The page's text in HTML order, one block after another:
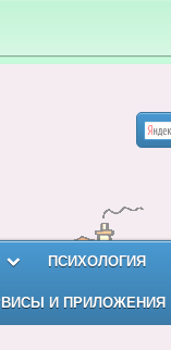
ПСИХОЛОГИЯ
И ПРИЛОЖЕНИЯ